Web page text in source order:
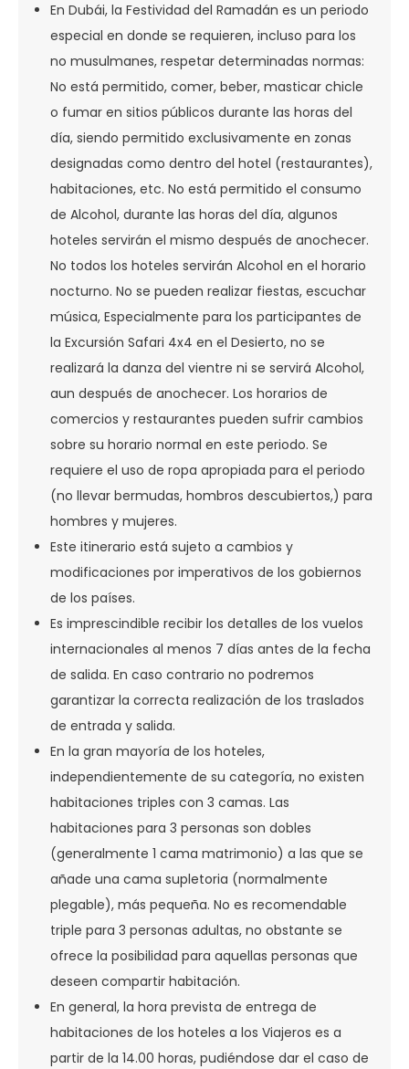
En Dubái, la Festividad del Ramadán es un periodo
especial en donde se requieren, incluso para los
no musulmanes, respetar determinadas normas:
No está permitido, comer, beber, masticar chicle
o fumar en sitios públicos durante las horas del
día, siendo permitido exclusivamente en zonas
designadas como dentro del hotel (restaurantes),
habitaciones, etc. No está permitido el consumo
de Alcohol, durante las horas del día, algunos
hoteles servirán el mismo después de anochecer.
No todos los hoteles servirán Alcohol en el horario
nocturno. No se pueden realizar fiestas, escuchar
música, Especialmente para los participantes de
la Excursión Safari 4x4 en el Desierto, no se
realizará la danza del vientre ni se servirá Alcohol,
aun después de anochecer. Los horarios de
comercios y restaurantes pueden sufrir cambios
sobre su horario normal en este periodo. Se
requiere el uso de ropa apropiada para el periodo
(no llevar bermudas, hombros descubiertos,) para
hombres y mujeres.
Este itinerario está sujeto a cambios y
modificaciones por imperativos de los gobiernos
de los países.
Es imprescindible recibir los detalles de los vuelos
internacionales al menos 7 días antes de la fecha
de salida. En caso contrario no podremos
garantizar la correcta realización de los traslados
de entrada y salida.
En la gran mayoría de los hoteles,
independientemente de su categoría, no existen
habitaciones triples con 3 camas. Las
habitaciones para 3 personas son dobles
(generalmente 1 cama matrimonio) a las que se
añade una cama supletoria (normalmente
plegable), más pequeña. No es recomendable
triple para 3 personas adultas, no obstante se
ofrece la posibilidad para aquellas personas que
deseen compartir habitación.
En general, la hora prevista de entrega de
habitaciones de los hoteles a los Viajeros es a
partir de la 14.00 horas, pudiéndose dar el caso de